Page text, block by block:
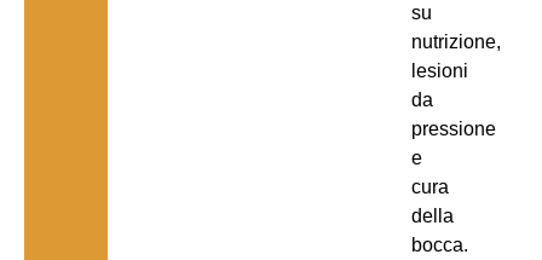
su
nutrizione,
lesioni
da
pressione
e
cura
della
bocca.